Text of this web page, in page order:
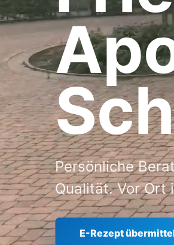
Persönliche
Qualität. Vor Ort
E-Rezept